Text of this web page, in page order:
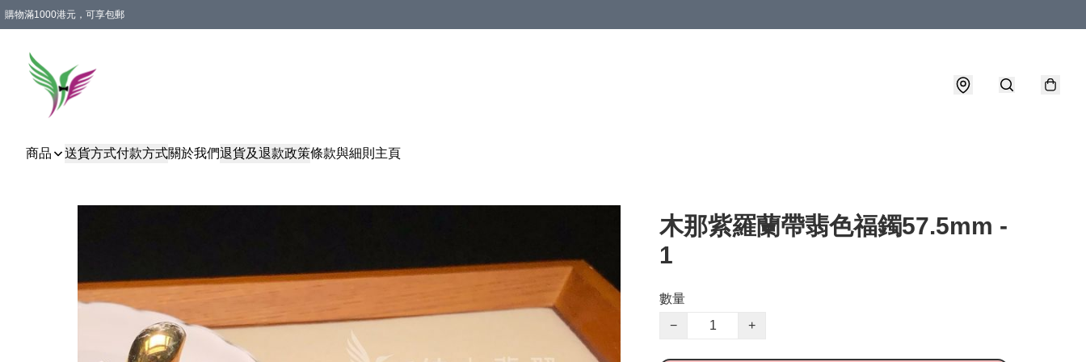
購物滿1000港元，可享包郵
商品 送貨方式付款方式關於我們退貨及退款政策條款與細則 主頁
木那紫羅蘭帶翡色福鐲57.5mm -
1
數量
−
+